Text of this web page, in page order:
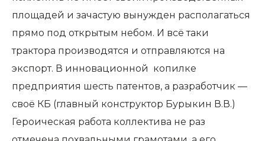
площадей и зачастую вынужден располагаться
прямо под открытым небом. И всё таки
трактора производятся и отправляются на
экспорт. В инновационной копилке
предприятия шесть патентов, а разработчик —
своё КБ (главный конструктор Бурыкин В.В.)
Героическая работа коллектива не раз